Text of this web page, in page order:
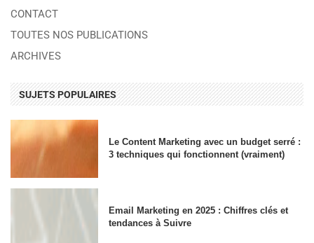
CONTACT
TOUTES NOS PUBLICATIONS
ARCHIVES
SUJETS POPULAIRES
Le Content Marketing avec un budget serré :
3 techniques qui fonctionnent (vraiment)
Email Marketing en 2025 : Chiffres clés et
tendances à Suivre